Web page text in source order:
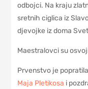
odbojci. Na kraju
sretnih ciglica iz
djevojke iz doma
Maestralovci su
Prvenstvo je
Maja Pletikosa i